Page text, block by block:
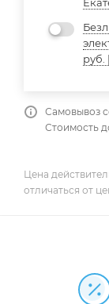
руб.
Самовывоз
Стоимость
Цена
отличаться от